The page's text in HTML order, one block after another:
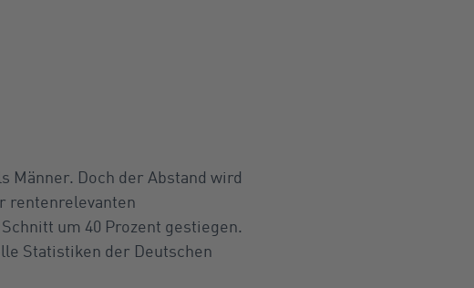
Männer. Doch der Abstand wird
rentenrelevanten
um 40 Prozent gestiegen.
Statistiken der Deutschen